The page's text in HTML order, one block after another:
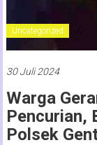
Uncategorized
30 Juli 2024
Warga
Pencurian,
Polsek